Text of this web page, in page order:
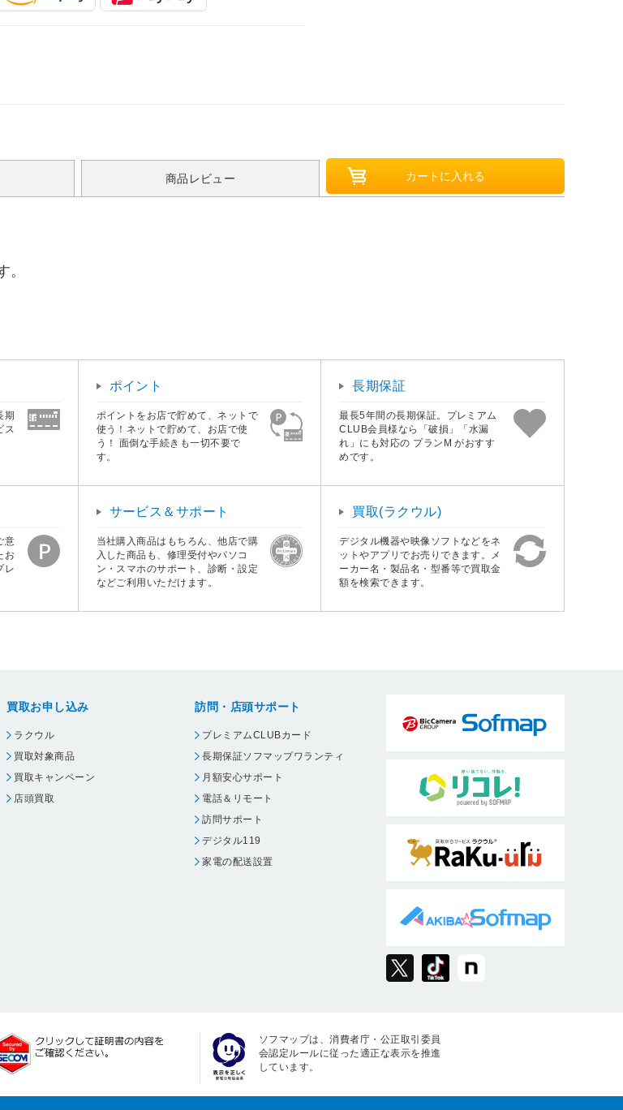
商品レビュー
。
期
ス
ポイント
ポイントをお店で貯めて、ネットで
使う！ネットで貯めて、お店で使
う！ 面倒な手続きも一切不要で
す。
長期保証
最長5年間の長期保証。プレミアム
CLUB会員様なら「破損」「水漏
れ」にも対応の プランM がおすす
めです。
意
お
レ
サービス＆サポート
当社購入商品はもちろん、他店で購
入した商品も、修理受付やパソコ
ン・スマホのサポート、診断・設定
などご利用いただけます。
買取(ラクウル)
デジタル機器や映像ソフトなどをネ
ットやアプリでお売りできます。メ
ーカー名・製品名・型番等で買取金
額を検索できます。
買取お申し込み
ラクウル
買取対象商品
買取キャンペーン
店頭買取
訪問・店頭サポート
プレミアムCLUBカード
長期保証ソフマップワランティ
月額安心サポート
電話＆リモート
訪問サポート
デジタル119
家電の配送設置
ソフマップは、消費者庁・公正取引委員
会認定ルールに従った適正な表示を推進
しています。